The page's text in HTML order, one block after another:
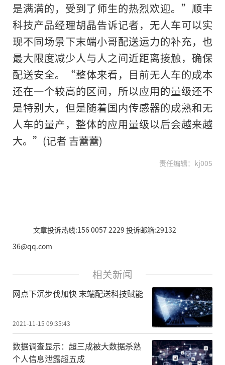
是满满的，受到了师生的热烈欢迎。”顺丰
科技产品经理胡晶告诉记者，无人车可以实
现不同场景下末端小哥配送运力的补充，也
最大限度减少人与人之间近距离接触，确保
配送安全。“整体来看，目前无人车的成本
还在一个较高的区间，所以应用的量级还不
是特别大，但是随着国内传感器的成熟和无
人车的量产，整体的应用量级以后会越来越
大。”(记者 吉蕾蕾)
责任编辑：kj005
文章投诉热线:156 0057 2229 投诉邮箱:29132
36@qq.com
相关新闻
网点下沉步伐加快 末端配送科技赋能
2021-11-15 09:35:43
数据调查显示：超三成被大数据杀熟
个人信息泄露超五成